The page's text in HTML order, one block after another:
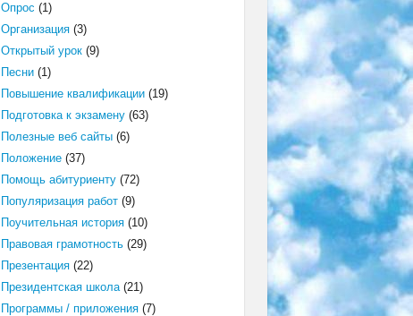
Опрос (1)
Организация(3)
Открытый урок(9)
Песни(1)
Повышение квалификации(19)
Подготовка к экзамену(63)
Полезные веб сайты(6)
Положение(37)
Помощь абитуриенту(72)
Популяризация работ(9)
Поучительная история(10)
Правовая грамотность(29)
Презентация(22)
Президентская школа(21)
Программы / приложения(7)